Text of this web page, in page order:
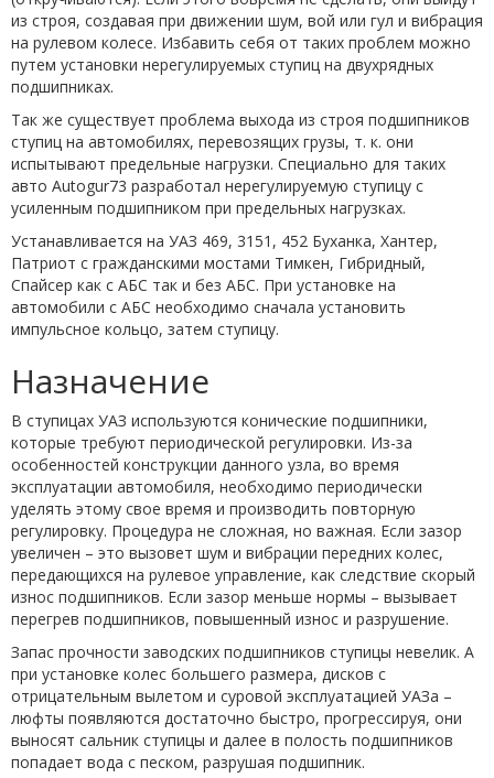
из строя, создавая при движении шум, вой или гул и вибрация
на рулевом колесе. Избавить себя от таких проблем можно
путем установки нерегулируемых ступиц на двухрядных
подшипниках.
Так же существует проблема выхода из строя подшипников
ступиц на автомобилях, перевозящих грузы, т. к. они
испытывают предельные нагрузки. Специально для таких
авто Autogur73 разработал нерегулируемую ступицу с
усиленным подшипником при предельных нагрузках.
Устанавливается на УАЗ 469, 3151, 452 Буханка, Хантер,
Патриот с гражданскими мостами Тимкен, Гибридный,
Спайсер как с АБС так и без АБС. При установке на
автомобили с АБС необходимо сначала установить
импульсное кольцо, затем ступицу.
Назначение
В ступицах УАЗ используются конические подшипники,
которые требуют периодической регулировки. Из-за
особенностей конструкции данного узла, во время
эксплуатации автомобиля, необходимо периодически
уделять этому свое время и производить повторную
регулировку. Процедура не сложная, но важная. Если зазор
увеличен – это вызовет шум и вибрации передних колес,
передающихся на рулевое управление, как следствие скорый
износ подшипников. Если зазор меньше нормы – вызывает
перегрев подшипников, повышенный износ и разрушение.
Запас прочности заводских подшипников ступицы невелик. А
при установке колес большего размера, дисков с
отрицательным вылетом и суровой эксплуатацией УАЗа –
люфты появляются достаточно быстро, прогрессируя, они
выносят сальник ступицы и далее в полость подшипников
попадает вода с песком, разрушая подшипник.